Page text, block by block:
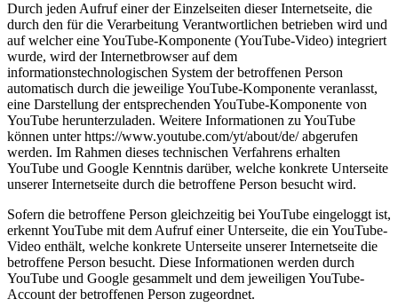
Durch jeden Aufruf einer der Einzelseiten dieser Internetseite, die
durch den für die Verarbeitung Verantwortlichen betrieben wird und
auf welcher eine YouTube-Komponente (YouTube-Video) integriert
wurde, wird der Internetbrowser auf dem
informationstechnologischen System der betroffenen Person
automatisch durch die jeweilige YouTube-Komponente veranlasst,
eine Darstellung der entsprechenden YouTube-Komponente von
YouTube herunterzuladen. Weitere Informationen zu YouTube
können unter https://www.youtube.com/yt/about/de/ abgerufen
werden. Im Rahmen dieses technischen Verfahrens erhalten
YouTube und Google Kenntnis darüber, welche konkrete Unterseite
unserer Internetseite durch die betroffene Person besucht wird.
Sofern die betroffene Person gleichzeitig bei YouTube eingeloggt ist,
erkennt YouTube mit dem Aufruf einer Unterseite, die ein YouTube-
Video enthält, welche konkrete Unterseite unserer Internetseite die
betroffene Person besucht. Diese Informationen werden durch
YouTube und Google gesammelt und dem jeweiligen YouTube-
Account der betroffenen Person zugeordnet.